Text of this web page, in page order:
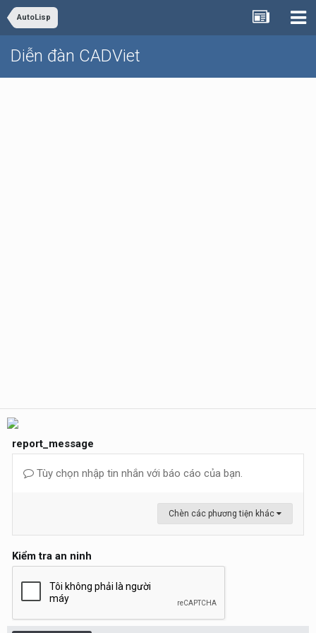
AutoLisp
Diễn đàn CADViet
report_message
Tùy chọn nhập tin nhắn với báo cáo của bạn.
Chèn các phương tiện khác
Kiểm tra an ninh